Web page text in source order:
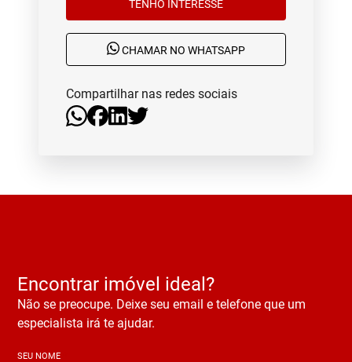
TENHO INTERESSE
CHAMAR NO WHATSAPP
Compartilhar nas redes sociais
Encontrar imóvel ideal?
Não se preocupe. Deixe seu email e telefone que um
especialista irá te ajudar.
SEU NOME